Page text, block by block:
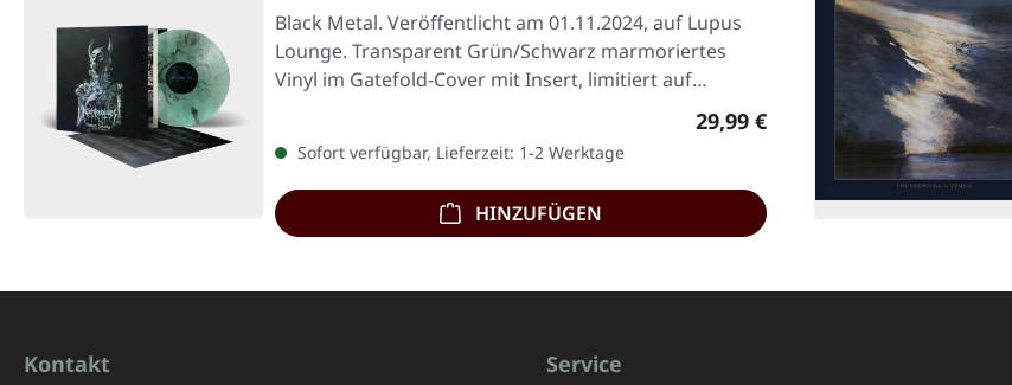
Black Metal. Veröffentlicht am 01.11.2024, auf Lupus
Lounge. Transparent Grün/Schwarz marmoriertes
Vinyl im Gatefold-Cover mit Insert, limitiert auf…
Regulärer Preis:
29,99 €
Sofort verfügbar, Lieferzeit: 1-2 Werktage
HINZUFÜGEN
Kontakt Service